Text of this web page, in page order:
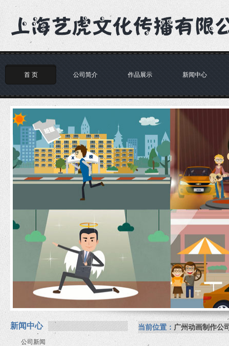
首 页 公司简介 作品展示 新闻中心
新闻中心
公司新闻
当前位置：广州动画制作公